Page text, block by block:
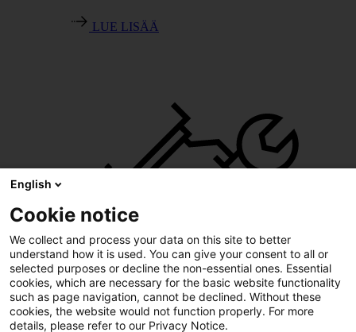
LUE LISÄÄ
English
Cookie notice
We collect and process your data on this site to better
understand how it is used. You can give your consent to all or
selected purposes or decline the non-essential ones. Essential
cookies, which are necessary for the basic website functionality
such as page navigation, cannot be declined. Without these
cookies, the website would not function properly. For more
details, please refer to our Privacy Notice.